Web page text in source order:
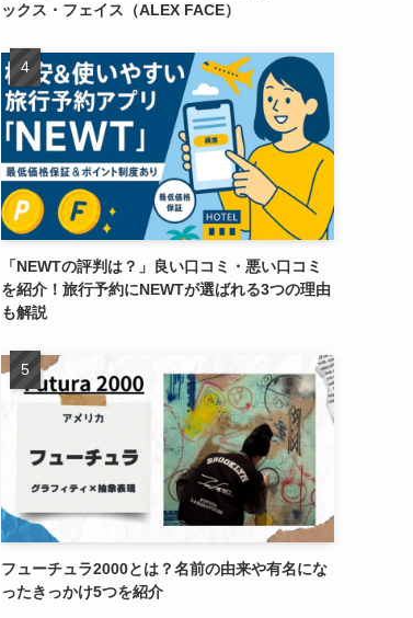
ックス・フェイス（ALEX FACE）
「NEWTの評判は？」良い口コミ・悪い口コミ
を紹介！旅行予約にNEWTが選ばれる3つの理由
も解説
フューチュラ2000とは？名前の由来や有名にな
ったきっかけ5つを紹介